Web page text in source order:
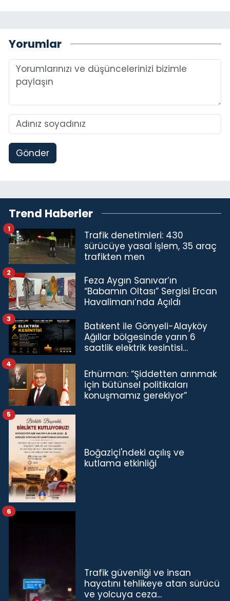
Yorumlar
Gönder
Trend Haberler
Trafik denetimleri: 430
sürücüye yasal işlem, 35 araç
trafikten men
1
Feza Aygın Sanıvar’ın
“Babamın Oltası” Sergisi Ercan
Havalimanı’nda Açıldı
2
Batıkent ile Gönyeli-Alayköy
Ağıllar bölgesinde yarın 6
saatlik elektrik kesintisi…
3
Erhürman: “Şiddetten arınmak
için bütünsel politikaları
konuşmamız gerekiyor”
4
Boğaziçi'ndeki açılış ve
kutlama etkinliği
5
Trafik güvenliği ve insan
hayatını tehlikeye atan sürücü
ve yolcuya ceza...
6